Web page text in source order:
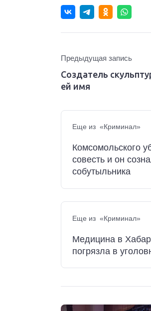
Предыдущая запись
Создатель
ей имя
Еще из «Криминал»
Комсомольского
совесть и он
собутыльника
Еще из «Криминал»
Медицина в
погрязла в